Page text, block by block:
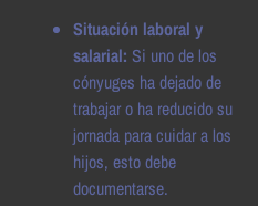
Situación laboral y
salarial: Si uno de los
cónyuges ha dejado de
trabajar o ha reducido su
jornada para cuidar a los
hijos, esto debe
documentarse.